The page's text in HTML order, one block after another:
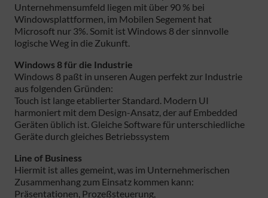
Unternehmensumfeld liegen mit über 90 % bei
Windowsplattformen, im Mobilen Segement hat
Microsoft nur 3%. Somit ist Windows 8 der sinnvolle
logische Weg in die Zukunft.
Windows 8 für die Industrie
Windows 8 paßt in unseren Augen perfekt zur Industrie
aus folgenden Gründen:
Touch ist lange etablierter Standard. Modern UI
harmoniert mit dem Design-Ansatz, der auf Embedded
Geräten üblich ist. Gleiche Software für unterschiedliche
Geräte durch gleiches Betriebssystem
Line of Business
Hiermit ist alles gemeint, was im Unternehmerischen
Zusammenhang zum Einsatz kommen kann:
Präsentationen, Prozeßsteuerung,